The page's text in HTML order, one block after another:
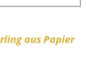
aus Papier